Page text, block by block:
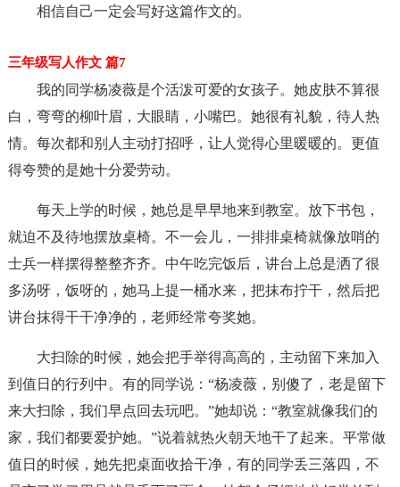
相信自己一定会写好这篇作文的。
三年级写人作文 篇7
我的同学杨凌薇是个活泼可爱的女孩子。她皮肤不算很
白，弯弯的柳叶眉，大眼睛，小嘴巴。她很有礼貌，待人热
情。每次都和别人主动打招呼，让人觉得心里暖暖的。更值
得夸赞的是她十分爱劳动。
每天上学的时候，她总是早早地来到教室。放下书包，
就迫不及待地摆放桌椅。不一会儿，一排排桌椅就像放哨的
士兵一样摆得整整齐齐。中午吃完饭后，讲台上总是洒了很
多汤呀，饭呀的，她马上提一桶水来，把抹布拧干，然后把
讲台抹得干干净净的，老师经常夸奖她。
大扫除的时候，她会把手举得高高的，主动留下来加入
到值日的行列中。有的同学说：“杨凌薇，别傻了，老是留下
来大扫除，我们早点回去玩吧。”她却说：“教室就像我们的
家，我们都要爱护她。”说着就热火朝天地干了起来。平常做
值日的时候，她先把桌面收拾干净，有的同学丢三落四，不